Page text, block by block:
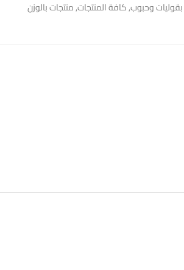
بقوليات وحبوب,كافة المنتجات,منتجات بالوزن